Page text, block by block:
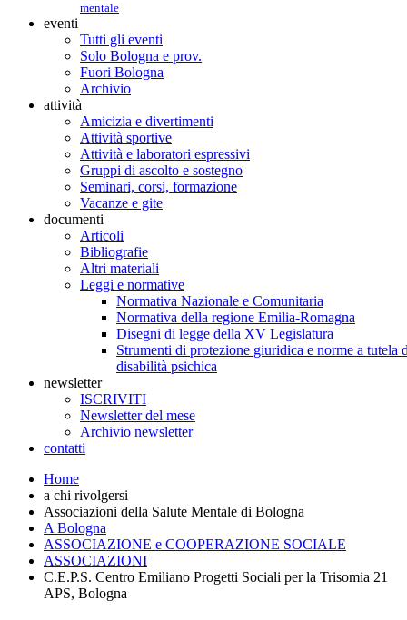
mentale
eventi
Tutti gli eventi
Solo Bologna e prov.
Fuori Bologna
Archivio
attività
Amicizia e divertimenti
Attività sportive
Attività e laboratori espressivi
Gruppi di ascolto e sostegno
Seminari, corsi, formazione
Vacanze e gite
documenti
Articoli
Bibliografie
Altri materiali
Leggi e normative
Normativa Nazionale e Comunitaria
Normativa della regione Emilia-Romagna
Disegni di legge della XV Legislatura
Strumenti di protezione giuridica e norme a tutela
disabilità psichica
newsletter
ISCRIVITI
Newsletter del mese
Archivio newsletter
contatti
Home
a chi rivolgersi
Associazioni della Salute Mentale di Bologna
A Bologna
ASSOCIAZIONE e COOPERAZIONE SOCIALE
ASSOCIAZIONI
C.E.P.S. Centro Emiliano Progetti Sociali per la Trisomia 21
APS, Bologna